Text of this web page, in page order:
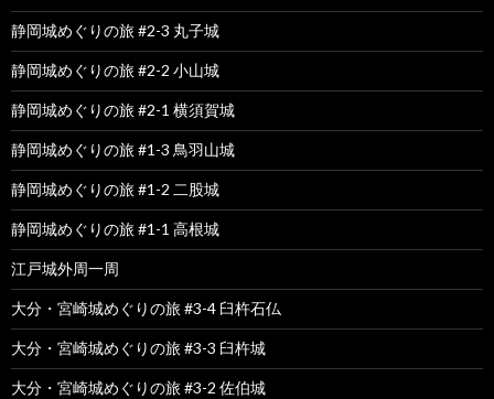
静岡城めぐりの旅 #2-3 丸子城
静岡城めぐりの旅 #2-2 小山城
静岡城めぐりの旅 #2-1 横須賀城
静岡城めぐりの旅 #1-3 鳥羽山城
静岡城めぐりの旅 #1-2 二股城
静岡城めぐりの旅 #1-1 高根城
江戸城外周一周
大分・宮崎城めぐりの旅 #3-4 臼杵石仏
大分・宮崎城めぐりの旅 #3-3 臼杵城
大分・宮崎城めぐりの旅 #3-2 佐伯城